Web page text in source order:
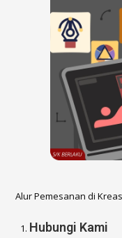
Alur Pemesanan di
Hubungi Kami